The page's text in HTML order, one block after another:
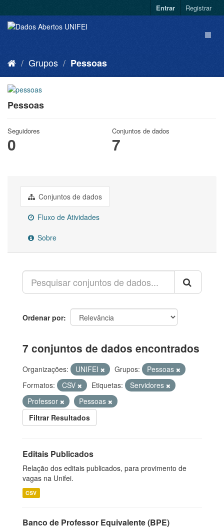
Entrar Registrar
Grupos Pessoas
Pessoas
Seguidores
0
Conjuntos de dados
7
Conjuntos de dados
Fluxo de Atividades
Sobre
Ordenar por
7 conjuntos de dados encontrados
Organizações: UNIFEI Grupos:
Pessoas
Formatos:
CSV Etiquetas:
Servidores
Professor
Pessoas
Filtrar Resultados
Editais Publicados
Relação dos editais publicados, para provimento de
vagas na Unifei.
CSV
Banco de Professor Equivalente (BPE)